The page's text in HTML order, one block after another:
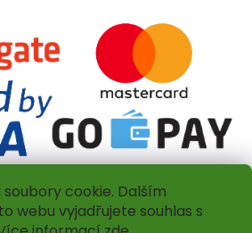
cookie. Dalším
webu vyjadřujete souhlas s